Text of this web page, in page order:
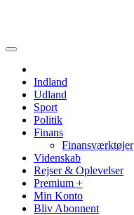
Indland
Udland
Sport
Politik
Finans
Finansværktøjer
Videnskab
Rejser & Oplevelser
Premium +
Min Konto
Bliv Abonnent